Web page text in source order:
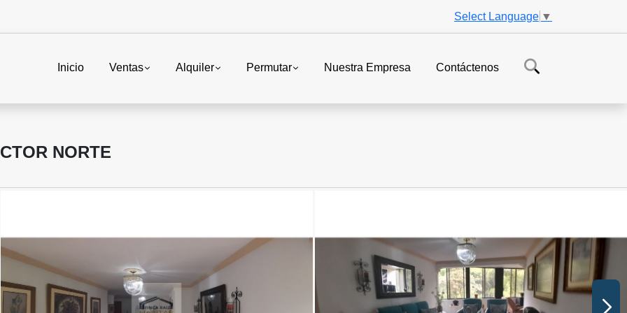
Select Language ▼
Inicio Ventas Alquiler Permutar Nuestra Empresa Contáctenos
NORTE